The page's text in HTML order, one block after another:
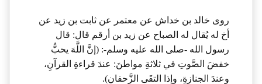
روى خالد بن خداش عن معتمر عن ثابت بن زيد عن
أخ له يُقال له الصباح عن زيد بن أرقم قال: قال
رسول الله -صلى الله عليه وسلم-: (إنَّ اللَّهَ يحبُّ
خفضَ الصَّوتِ في ثلاثةِ مواطنَ: عندَ قراءةِ القرآنِ،
وعندَ الجنازةِ، وإذا التقَى الزَّحفانِ).